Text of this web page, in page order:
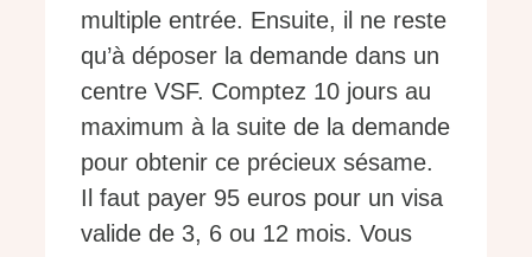
multiple entrée. Ensuite, il ne reste
qu’à déposer la demande dans un
centre VSF. Comptez 10 jours au
maximum à la suite de la demande
pour obtenir ce précieux sésame.
Il faut payer 95 euros pour un visa
valide de 3, 6 ou 12 mois. Vous